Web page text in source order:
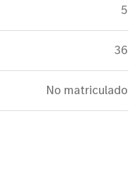
5
36
No matriculado